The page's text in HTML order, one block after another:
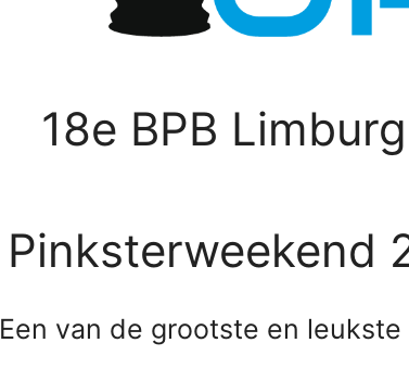
18e BPB
Pinksterweekend
Een van de grootste en